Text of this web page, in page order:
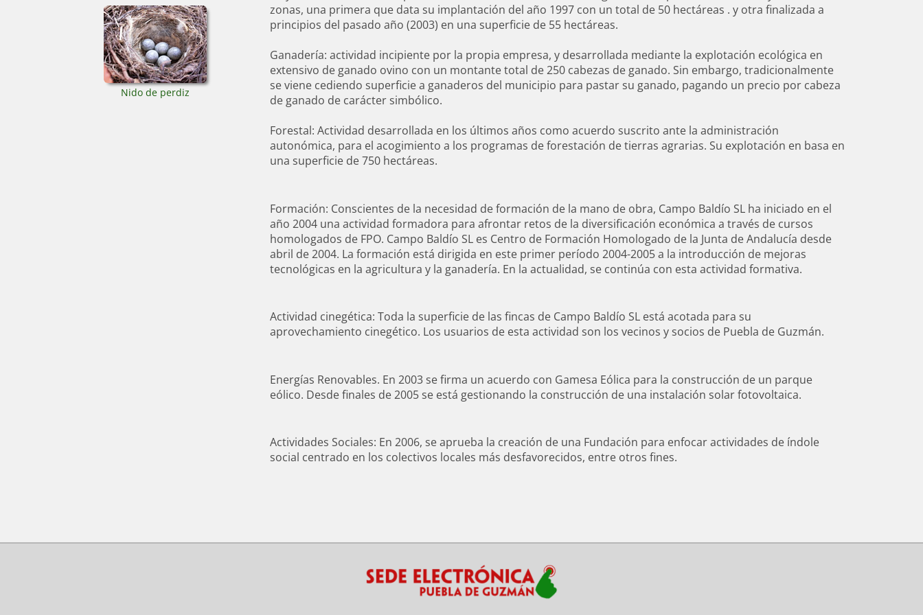
Nido de perdiz
zonas, una primera que data su implantación del año 1997 con un total de 50 hectáreas . y otra finalizada a
principios del pasado año (2003) en una superficie de 55 hectáreas.
Ganadería: actividad incipiente por la propia empresa, y desarrollada mediante la explotación ecológica en
extensivo de ganado ovino con un montante total de 250 cabezas de ganado. Sin embargo, tradicionalmente
se viene cediendo superficie a ganaderos del municipio para pastar su ganado, pagando un precio por cabeza
de ganado de carácter simbólico.
Forestal: Actividad desarrollada en los últimos años como acuerdo suscrito ante la administración
autonómica, para el acogimiento a los programas de forestación de tierras agrarias. Su explotación en basa en
una superficie de 750 hectáreas.
Formación: Conscientes de la necesidad de formación de la mano de obra, Campo Baldío SL ha iniciado en el
año 2004 una actividad formadora para afrontar retos de la diversificación económica a través de cursos
homologados de FPO. Campo Baldío SL es Centro de Formación Homologado de la Junta de Andalucía desde
abril de 2004. La formación está dirigida en este primer período 2004-2005 a la introducción de mejoras
tecnológicas en la agricultura y la ganadería. En la actualidad, se continúa con esta actividad formativa.
Actividad cinegética: Toda la superficie de las fincas de Campo Baldío SL está acotada para su
aprovechamiento cinegético. Los usuarios de esta actividad son los vecinos y socios de Puebla de Guzmán.
Energías Renovables. En 2003 se firma un acuerdo con Gamesa Eólica para la construcción de un parque
eólico. Desde finales de 2005 se está gestionando la construcción de una instalación solar fotovoltaica.
Actividades Sociales: En 2006, se aprueba la creación de una Fundación para enfocar actividades de índole
social centrado en los colectivos locales más desfavorecidos, entre otros fines.